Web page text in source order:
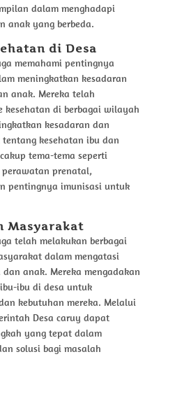
dalam menghadapi
anak yang berbeda.
di Desa
memahami pentingnya
meningkatkan kesadaran
anak. Mereka telah
kesehatan di berbagai wilayah
kesadaran dan
kesehatan ibu dan
tema-tema seperti
prenatal,
pentingnya imunisasi untuk
Masyarakat
telah melakukan berbagai
dalam mengatasi
anak. Mereka mengadakan
ibu di desa untuk
kebutuhan mereka. Melalui
Desa caruy dapat
yang tepat dalam
solusi bagi masalah